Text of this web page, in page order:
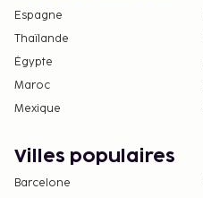
Espagne
Thaïlande
Égypte
Maroc
Mexique
Villes populaires
Barcelone